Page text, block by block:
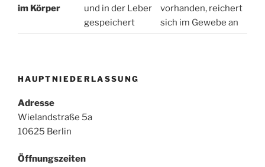
im Körper
und in der Leber
gespeichert
vorhanden, reichert
sich im Gewebe an
HAUPTNIEDERLASSUNG
Adresse
Wielandstraße 5a
10625 Berlin
Öffnungszeiten